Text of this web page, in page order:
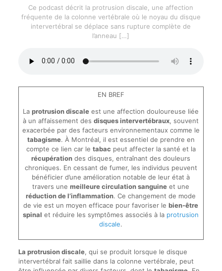
Ce podcast décrit la protrusion discale, une affection
fréquente de la colonne vertébrale où le noyau du disque
intervertébral se déplace sans rupture complète de
l’anneau […]
EN BREF
Laprotrusion discale est une affection douloureuse liée
à un affaissement desdisques intervertébraux, souvent
exacerbée par des facteurs environnementaux comme le
tabagisme. À Montréal, il est essentiel de prendre en
compte ce lien car le tabac peut affecter la santé et la
récupération des disques, entraînant des douleurs
chroniques. En cessant de fumer, les individus peuvent
bénéficier d’une amélioration notable de leur état à
travers unemeilleure circulation sanguine et une
réduction de l’inflammation. Ce changement de mode
de vie est un moyen efficace pour favoriser lebien-être
spinal et réduire les symptômes associés à la protrusion
discale.
La protrusion discale, qui se produit lorsque le disque
intervertébral fait saillie dans la colonne vertébrale, peut